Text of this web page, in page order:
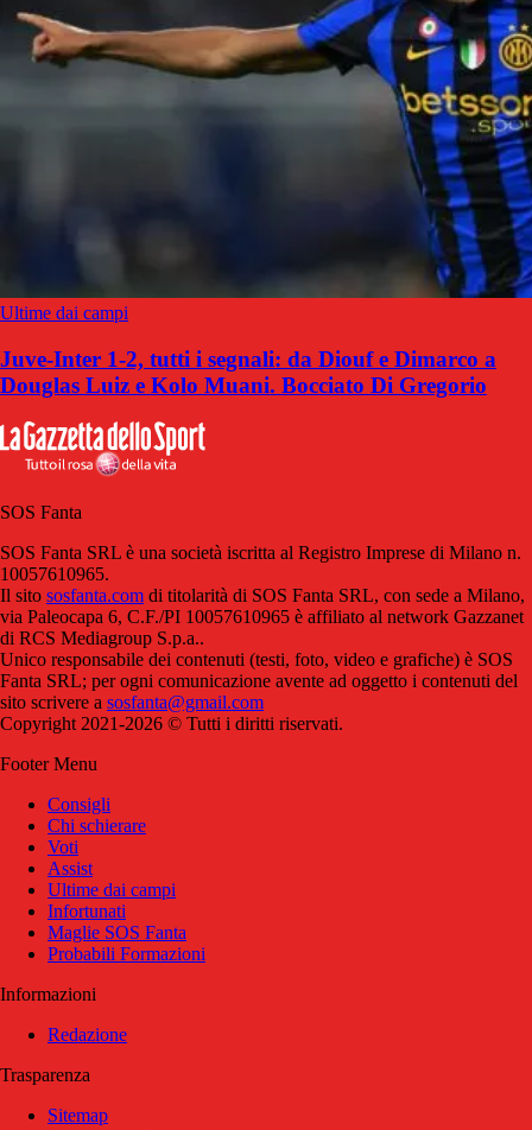
Ultime dai campi
Juve-Inter 1-2, tutti i segnali: da Diouf e Dimarco a
Douglas Luiz e Kolo Muani. Bocciato Di Gregorio
SOS Fanta
SOS Fanta SRL è una società iscritta al Registro Imprese di Milano n.
10057610965.
Il sito sosfanta.com di titolarità di SOS Fanta SRL, con sede a Milano,
via Paleocapa 6, C.F./PI 10057610965 è affiliato al network Gazzanet
di RCS Mediagroup S.p.a..
Unico responsabile dei contenuti (testi, foto, video e grafiche) è SOS
Fanta SRL; per ogni comunicazione avente ad oggetto i contenuti del
sito scrivere a sosfanta@gmail.com
Copyright 2021-2026 © Tutti i diritti riservati.
Footer Menu
Consigli
Chi schierare
Voti
Assist
Ultime dai campi
Infortunati
Maglie SOS Fanta
Probabili Formazioni
Informazioni
Redazione
Trasparenza
Sitemap